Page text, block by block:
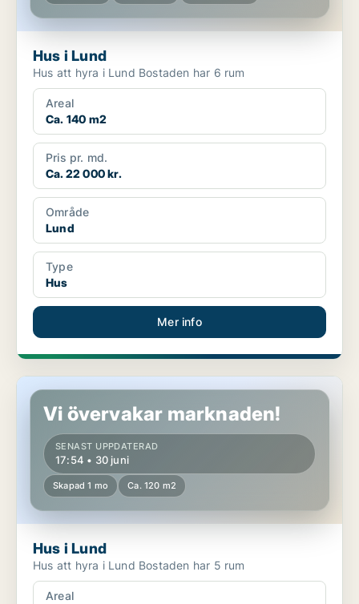
Hus i Lund
Hus att hyra i Lund Bostaden har 6 rum
Areal
Ca. 140 m2
Pris pr. md.
Ca. 22 000 kr.
Område
Lund
Type
Hus
Mer info
Hus i Lund
Vi övervakar marknaden!
SENAST UPPDATERAD
17:54 • 30 juni
Skapad 1 mo Ca. 120 m2
Hus i Lund
Hus att hyra i Lund Bostaden har 5 rum
Areal